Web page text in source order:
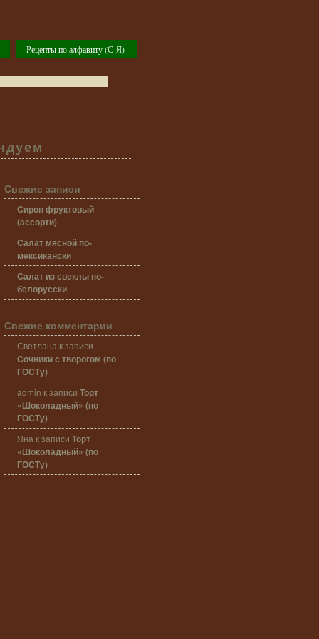
Рецепты по алфавиту (С-Я)
Свежие записи
Сироп фруктовый
(ассорти)
Салат мясной по-
мексикански
Салат из свеклы по-
белорусски
Свежие комментарии
Светлана к записи
Сочники с творогом (по
ГОСТу)
admin к записи Торт
«Шоколадный» (по
ГОСТу)
Яна к записи Торт
«Шоколадный» (по
ГОСТу)